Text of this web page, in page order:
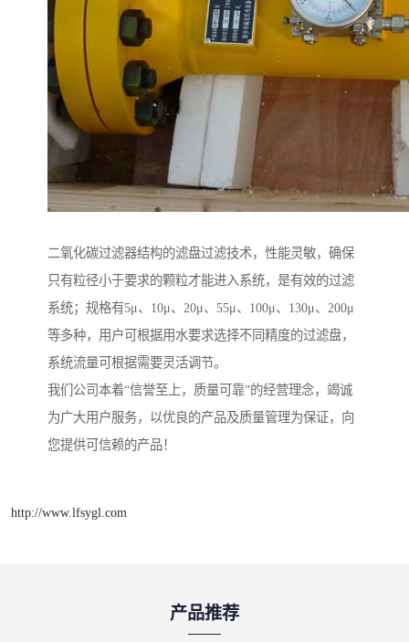
二氧化碳过滤器结构的滤盘过滤技术，性能灵敏，确保
只有粒径小于要求的颗粒才能进入系统，是有效的过滤
系统；规格有5μ、10μ、20μ、55μ、100μ、130μ、200μ
等多种，用户可根据用水要求选择不同精度的过滤盘，
系统流量可根据需要灵活调节。
我们公司本着“信誉至上，质量可靠”的经营理念，竭诚
为广大用户服务，以优良的产品及质量管理为保证，向
您提供可信赖的产品！
http://www.lfsygl.com
产品推荐